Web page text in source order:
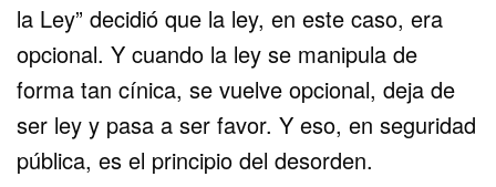
la Ley” decidió que la ley, en este caso, era
opcional. Y cuando la ley se manipula de
forma tan cínica, se vuelve opcional, deja de
ser ley y pasa a ser favor. Y eso, en seguridad
pública, es el principio del desorden.